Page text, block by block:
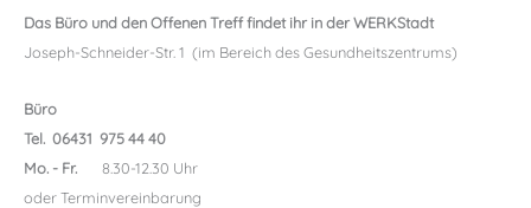
Das Büro und den Offenen Treff findet ihr in der WERKStadt
Joseph-Schneider-Str. 1 (im Bereich des Gesundheitszentrums)
Büro
Tel. 06431 975 44 40
Mo. - Fr.
8.30-12.30 Uhr
oder Terminvereinbarung